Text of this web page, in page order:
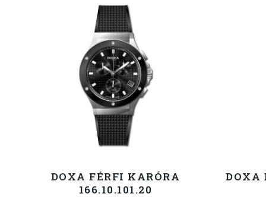
DOXA FÉRFI KARÓRA
166.10.101.20
DOXA